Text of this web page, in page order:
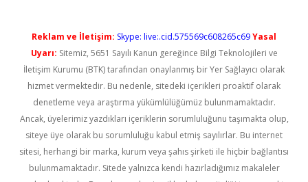
Reklam ve İletişim: Skype: live:.cid.575569c608265c69Yasal
Uyarı: Sitemiz, 5651 Sayılı Kanun gereğince Bilgi Teknolojileri ve
İletişim Kurumu (BTK) tarafından onaylanmış bir Yer Sağlayıcı olarak
hizmet vermektedir. Bu nedenle, sitedeki içerikleri proaktif olarak
denetleme veya araştırma yükümlülüğümüz bulunmamaktadır.
Ancak, üyelerimiz yazdıkları içeriklerin sorumluluğunu taşımakta olup,
siteye üye olarak bu sorumluluğu kabul etmiş sayılırlar. Bu internet
sitesi, herhangi bir marka, kurum veya şahıs şirketi ile hiçbir bağlantısı
bulunmamaktadır. Sitede yalnızca kendi hazırladığımız makaleler